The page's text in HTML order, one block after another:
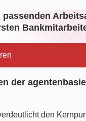
passenden
der
den